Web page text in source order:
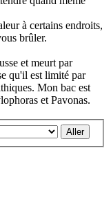
à certains endroits,
brûler.
et meurt par
qu'il est limité par
Mon bac est
et Pavonas.